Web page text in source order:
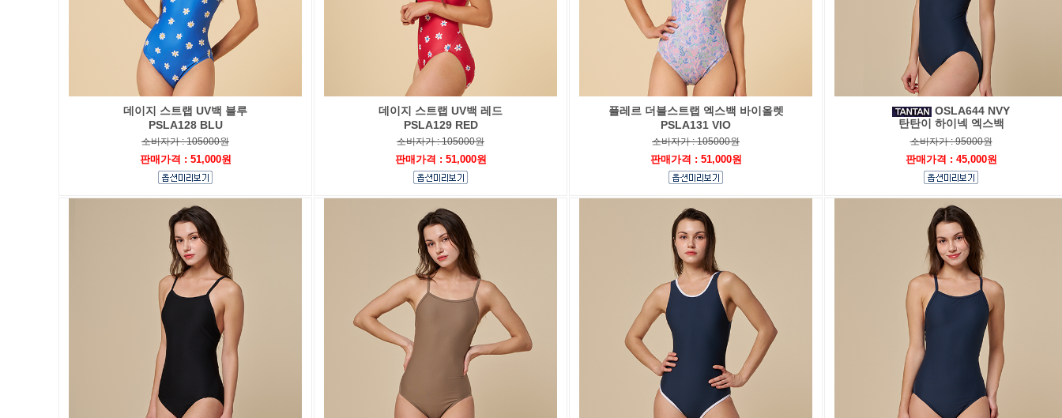
데이지 스트랩 UV백 블루
PSLA128 BLU
소비자가 : 105000원
판매가격 : 51,000원
데이지 스트랩 UV백 레드
PSLA129 RED
소비자가 : 105000원
판매가격 : 51,000원
플레르 더블스트랩 엑스백 바이올렛
PSLA131 VIO
소비자가 : 105000원
판매가격 : 51,000원
OSLA644 NVY
탄탄이 하이넥 엑스백
소비자가 : 95000원
판매가격 : 45,000원